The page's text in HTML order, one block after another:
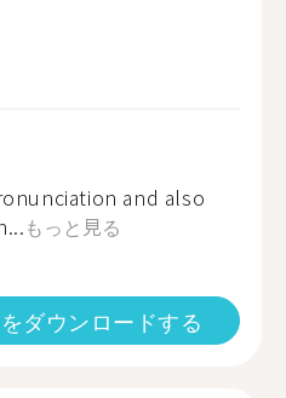
and also
もっと見る
ダウンロードする